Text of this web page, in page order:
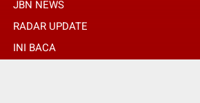
JBN NEWS
RADAR UPDATE
INI BACA